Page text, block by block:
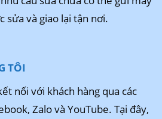
sửa và giao lại tận nơi.
TÔI
nối với khách hàng qua các
Zalo và YouTube. Tại đây,